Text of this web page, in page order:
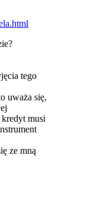
tego
uważa się,
musi
ze mną